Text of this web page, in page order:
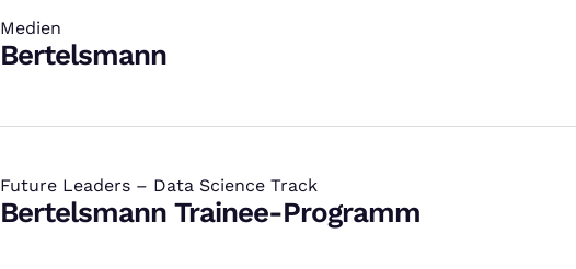
Medien
:
Bertelsmann
Future Leaders – Data Science Track
:
Bertelsmann Trainee-Programm